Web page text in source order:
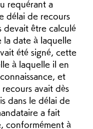
requérant a
délai de recours
devait être calculé
la date à laquelle
été signé, cette
à laquelle il en
et
avait dès
dans le délai de
a fait
conformément à